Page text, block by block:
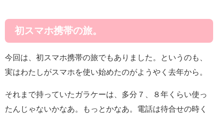
初スマホ携帯の旅。
今回は、初スマホ携帯の旅でもありました。というのも、
実はわたしがスマホを使い始めたのがようやく去年から。
それまで持っていたガラケーは、多分７、８年くらい使っ
たんじゃないかなあ。もっとかなあ。電話は待合せの時く